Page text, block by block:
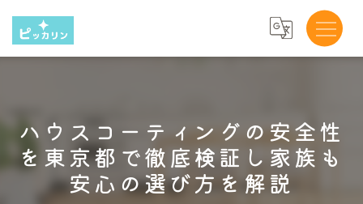
ハウスコーティングの安全性
を東京都で徹底検証し家族も
安心の選び方を解説